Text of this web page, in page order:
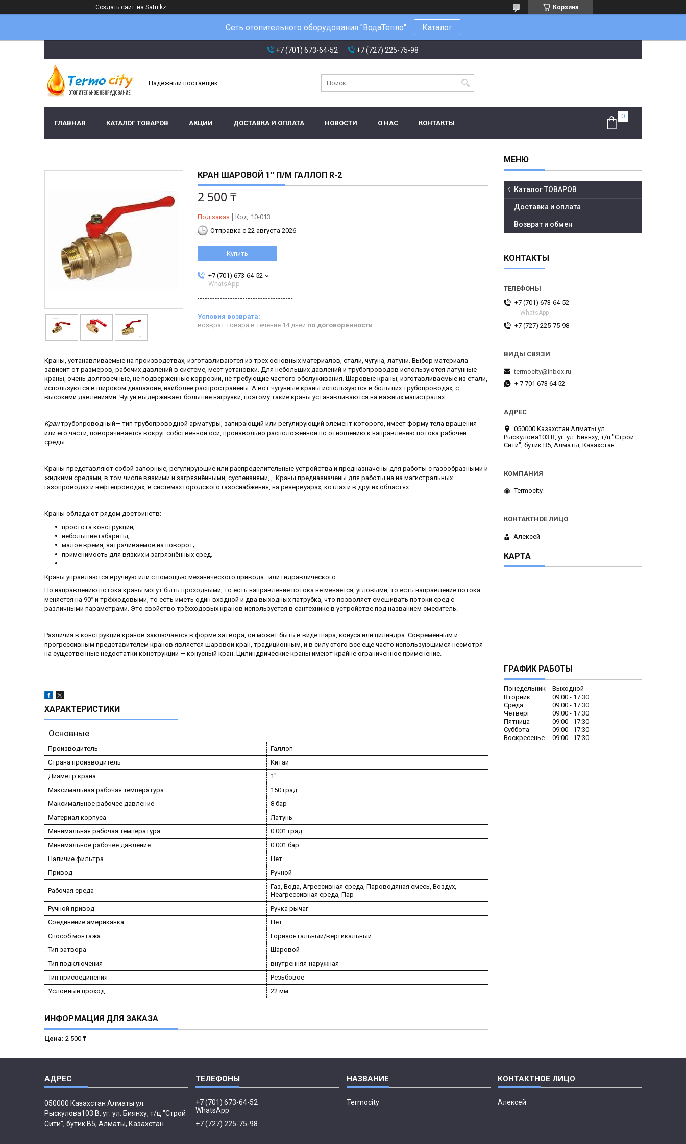
Создать сайт на Satu.kz Корзина
Сеть отопительного оборудования "ВодаТепло" Каталог
+7 (701) 673-64-52 +7 (727) 225-75-98
Надежный поставщик
ГЛАВНАЯ КАТАЛОГ ТОВАРОВ АКЦИИ ДОСТАВКА И ОПЛАТА НОВОСТИ О НАС КОНТАКТЫ
КРАН ШАРОВОЙ 1'' П/М ГАЛЛОП R-2
2 500 ₸
Под заказ Код: 10-013
Отправка с 22 августа 2026
Купить
+7 (701) 673-64-52
WhatsApp
возврат товара в течение 14 дней по договоренности
Краны, устанавливаемые на производствах, изготавливаются из трех основных материалов, стали, чугуна, латуни. Выбор материала
зависит от размеров, рабочих давлений в системе, мест установки. Для небольших давлений и трубопроводов используются латунные
краны, очень долговечные, не подверженные коррозии, не требующие частого обслуживания. Шаровые краны, изготавливаемые из стали,
используются в широком диапазоне, наиболее распространены. А вот чугунные краны используются в больших трубопроводах, с
высокими давлениями. Чугун выдерживает большие нагрузки, поэтому такие краны устанавливаются на важных магистралях.
Крантрубопроводный— тип трубопроводной арматуры, запирающий или регулирующий элемент которого, имеет форму тела вращения
или его части, поворачивается вокруг собственной оси, произвольно расположенной по отношению к направлению потока рабочей
среды.
Краны представляют собой запорные, регулирующие или распределительные устройства и предназначены для работы с газообразными и
жидкими средами, в том числе вязкими и загрязнёнными, суспензиями, , Краны предназначены для работы на на магистральных
газопроводах и нефтепроводах, в системах городского газоснабжения, на резервуарах, котлах и в других областях.
Краны обладают рядом достоинств:
простота конструкции;
небольшие габариты;
малое время, затрачиваемое на поворот;
применимость для вязких и загрязнённых сред.
Краны управляются вручную или с помощью механического привода: или гидравлического.
По направлению потока краны могут быть проходными, то есть направление потока не меняется, угловыми, то есть направление потока
меняется на 90° и трёхходовыми, то есть иметь один входной и два выходных патрубка, что позволяет смешивать потоки сред с
различными параметрами. Это свойство трёхходовых кранов используется в сантехнике в устройстве под названием смеситель.
Различия в конструкции кранов заключается в форме затвора, он может быть в виде шара, конуса или цилиндра. Современным и
прогрессивным представителем кранов является шаровой кран, традиционным, и в силу этого всё еще часто использующимся несмотря
на существенные недостатки конструкции — конусный кран. Цилиндрические краны имеют крайне ограниченное применение.
ХАРАКТЕРИСТИКИ
Основные
Производитель
Галлоп
Страна производитель
Китай
Диаметр крана
1"
Максимальная рабочая температура
150 град.
Максимальное рабочее давление
8 бар
Материал корпуса
Латунь
Минимальная рабочая температура
0.001 град.
Минимальное рабочее давление
0.001 бар
Наличие фильтра
Нет
Привод
Ручной
Рабочая среда
Газ, Вода, Агрессивная среда, Пароводяная смесь, Воздух,
Неагрессивная среда, Пар
Ручной привод
Ручка рычаг
Соединение американка
Нет
Способ монтажа
Горизонтальный/вертикальный
Тип затвора
Шаровой
Тип подключения
внутренняя-наружная
Тип присоединения
Резьбовое
Условный проход
22 мм
ИНФОРМАЦИЯ ДЛЯ ЗАКАЗА
Цена: 2 500 ₸
Каталог ТОВАРОВ
Доставка и оплата
Возврат и обмен
КОНТАКТЫ
+7 (701) 673-64-52
WhatsApp
+7 (727) 225-75-98
termocity@inbox.ru
+ 7 701 673 64 52
050000 Казахстан Алматы ул.
Рыскулова103 В, уг. ул. Биянху, т/ц "Строй
Сити", бутик В5, Алматы, Казахстан
Termocity
Алексей
КАРТА
ГРАФИК РАБОТЫ
Понедельник
Выходной
Вторник
09:00
17:30
Среда
09:00
17:30
Четверг
09:00
17:30
Пятница
09:00
17:30
Суббота
09:00
17:30
Воскресенье
09:00 17:30
050000 Казахстан Алматы ул.
Рыскулова103 В, уг. ул. Биянху, т/ц "Строй
Сити", бутик В5, Алматы, Казахстан
+7 (701) 673-64-52
WhatsApp
+7 (727) 225-75-98
Termocity Алексей